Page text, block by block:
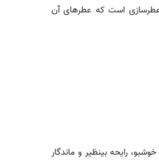
است که عطرهای آن
رایحه بینظیر و ماندگار